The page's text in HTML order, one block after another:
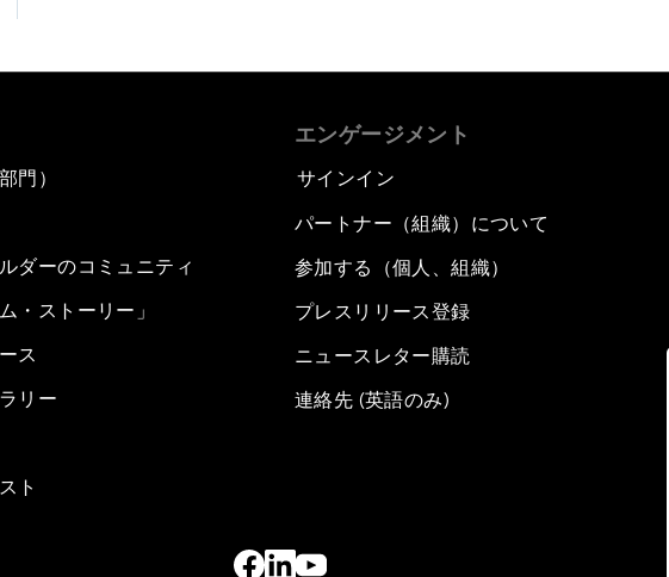
門）
ダーのコミュニティ
・ストーリー」
ス
リー
ト
エンゲージメント
サインイン
パートナー（組織）について
参加する（個人、組織）
プレスリリース登録
ニュースレター購読
連絡先 (英語のみ)